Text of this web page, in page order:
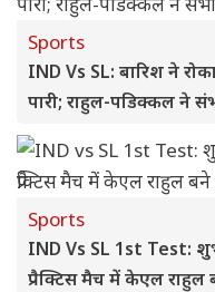
Sports
IND Vs SL: बारिश ने
पारी; राहुल-पडिक्कल ने
Sports
IND Vs SL 1st Test:
प्रैक्टिस मैच में केएल राहुल